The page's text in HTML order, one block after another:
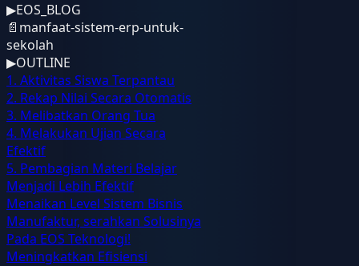
▶EOS_BLOG
📄 manfaat-sistem-erp-untuk-
sekolah
▶OUTLINE
1. Aktivitas Siswa Terpantau
2. Rekap Nilai Secara Otomatis
3. Melibatkan Orang Tua
4. Melakukan Ujian Secara
Efektif
5. Pembagian Materi Belajar
Menjadi Lebih Efektif
Menaikan Level Sistem Bisnis
Manufaktur, serahkan Solusinya
Pada EOS Teknologi!
Meningkatkan Efisiensi